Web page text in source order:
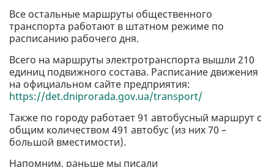
Все остальные маршруты общественного
транспорта работают в штатном режиме по
расписанию рабочего дня.
Всего на маршруты электротранспорта вышли 210
единиц подвижного состава. Расписание движения
на официальном сайте предприятия:
https://det.dniprorada.gov.ua/transport/
Также по городу работает 91 автобусный маршрут с
общим количеством 491 автобус (из них 70 –
большой вместимости).
Напомним, раньше мы писали